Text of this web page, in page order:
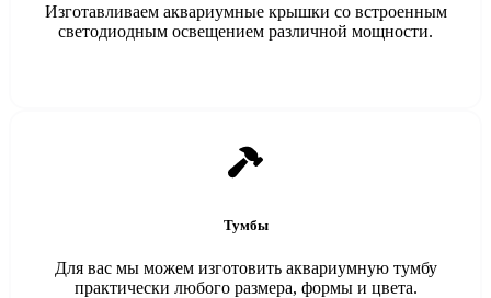
Изготавливаем аквариумные крышки со встроенным
светодиодным освещением различной мощности.
Тумбы
Для вас мы можем изготовить аквариумную тумбу
практически любого размера, формы и цвета.